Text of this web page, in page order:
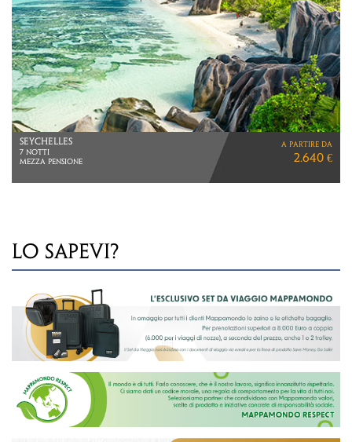
SAFARI IN BOTSWANA
ZIMBABWE > BOTSWANA > NAMIBIA
VOLI LUFTHANSA
a partire da
6.380 €
LO SAPEVI?